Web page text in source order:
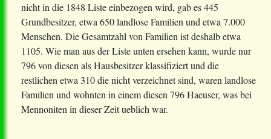
nicht in die 1848 Liste einbezogen wird, gab es 445
Grundbesitzer, etwa 650 landlose Familien und etwa 7.000
Menschen. Die Gesamtzahl von Familien ist deshalb etwa
1105. Wie man aus der Liste unten ersehen kann, wurde nur
796 von diesen als Hausbesitzer klassifiziert und die
restlichen etwa 310 die nicht verzeichnet sind, waren landlose
Familien und wohnten in einem diesen 796 Haeuser, was bei
Mennoniten in dieser Zeit ueblich war.